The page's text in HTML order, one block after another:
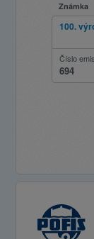
Známka
100.
Číslo
694